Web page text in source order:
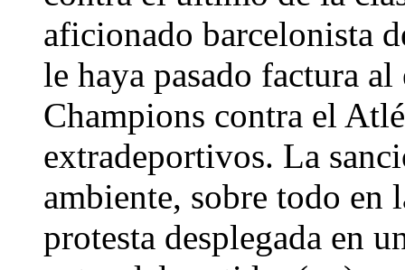
aficionado barcelonista
le haya pasado factura
Champions contra el
extradeportivos. La
ambiente, sobre todo en
protesta desplegada en